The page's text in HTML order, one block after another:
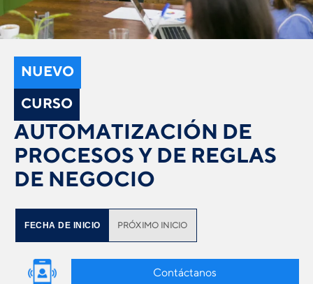
NUEVO
CURSO
AUTOMATIZACIÓN DE
PROCESOS Y DE REGLAS
DE NEGOCIO
FECHA DE INICIO PRÓXIMO INICIO
Contáctanos